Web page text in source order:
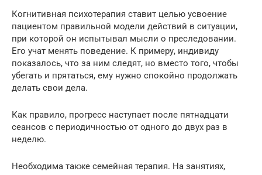
Когнитивная психотерапия ставит целью усвоение
пациентом правильной модели действий в ситуации,
при которой он испытывал мысли о преследовании.
Его учат менять поведение. К примеру, индивиду
показалось, что за ним следят, но вместо того, чтобы
убегать и прятаться, ему нужно спокойно продолжать
делать свои дела.
Как правило, прогресс наступает после пятнадцати
сеансов с периодичностью от одного до двух раз в
неделю.
Необходима также семейная терапия. На занятиях,